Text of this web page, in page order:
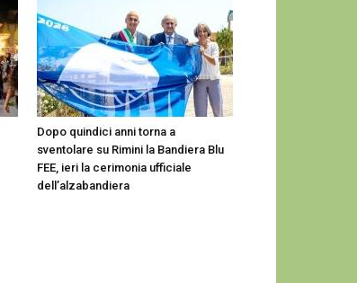
Dopo quindici anni torna a
sventolare su Rimini la Bandiera Blu
FEE, ieri la cerimonia ufficiale
dell’alzabandiera